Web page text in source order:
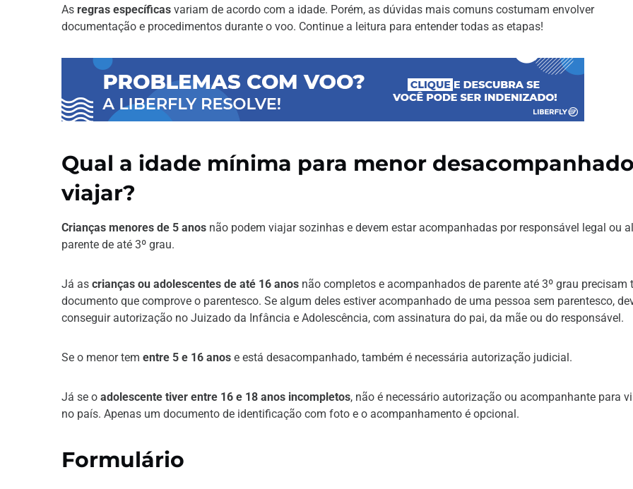
As regras específicas variam de acordo com a idade. Porém, as dúvidas mais comuns costumam envolver
documentação e procedimentos durante o voo. Continue a leitura para entender todas as etapas!
Qual a idade mínima para menor
viajar?
Crianças menores de 5 anos não podem viajar sozinhas e devem estar acompanhadas por responsável legal ou
parente de até 3º grau.
Já as crianças ou adolescentes de até 16 anos não completos e acompanhados de parente até 3º grau precisam
documento que comprove o parentesco. Se algum deles estiver acompanhado de uma pessoa sem parentesco,
conseguir autorização no Juizado da Infância e Adolescência, com assinatura do pai, da mãe ou do responsável.
Se o menor tem entre 5 e 16 anos e está desacompanhado, também é necessária autorização judicial.
Já se o adolescente tiver entre 16 e 18 anos incompletos, não é necessário autorização ou acompanhante para
no país. Apenas um documento de identificação com foto e o acompanhamento é opcional.
Formulário